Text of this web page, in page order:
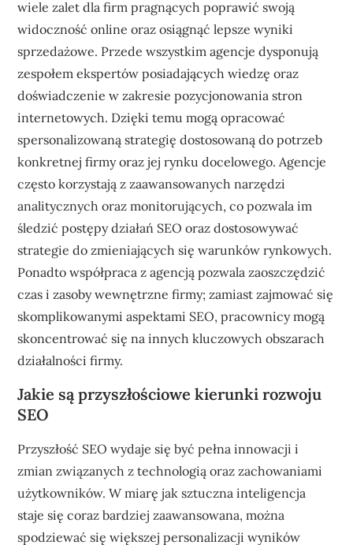
wiele zalet dla firm pragnących poprawić swoją
widoczność online oraz osiągnąć lepsze wyniki
sprzedażowe. Przede wszystkim agencje dysponują
zespołem ekspertów posiadających wiedzę oraz
doświadczenie w zakresie pozycjonowania stron
internetowych. Dzięki temu mogą opracować
spersonalizowaną strategię dostosowaną do potrzeb
konkretnej firmy oraz jej rynku docelowego. Agencje
często korzystają z zaawansowanych narzędzi
analitycznych oraz monitorujących, co pozwala im
śledzić postępy działań SEO oraz dostosowywać
strategie do zmieniających się warunków rynkowych.
Ponadto współpraca z agencją pozwala zaoszczędzić
czas i zasoby wewnętrzne firmy; zamiast zajmować się
skomplikowanymi aspektami SEO, pracownicy mogą
skoncentrować się na innych kluczowych obszarach
działalności firmy.
Jakie są przyszłościowe kierunki rozwoju
SEO
Przyszłość SEO wydaje się być pełna innowacji i
zmian związanych z technologią oraz zachowaniami
użytkowników. W miarę jak sztuczna inteligencja
staje się coraz bardziej zaawansowana, można
spodziewać się większej personalizacji wyników